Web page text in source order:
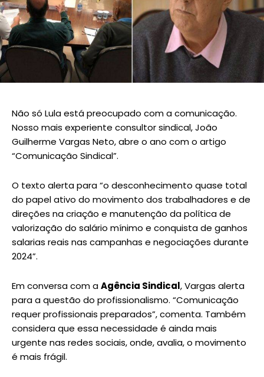
Não só Lula está preocupado com a comunicação.
Nosso mais experiente consultor sindical, João
Guilherme Vargas Neto, abre o ano com o artigo
“Comunicação Sindical”.
O texto alerta para “o desconhecimento quase total
do papel ativo do movimento dos trabalhadores e de
direções na criação e manutenção da política de
valorização do salário mínimo e conquista de ganhos
salarias reais nas campanhas e negociações durante
2024”.
Em conversa com aAgência Sindical, Vargas alerta
para a questão do profissionalismo. “Comunicação
requer profissionais preparados”, comenta. Também
considera que essa necessidade é ainda mais
urgente nas redes sociais, onde, avalia, o movimento
é mais frágil.